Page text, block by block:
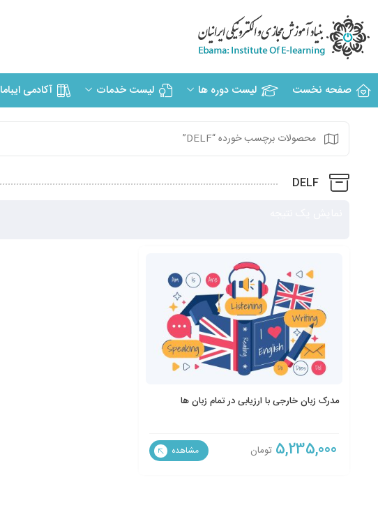
صفحه نخست لیست دوره ها لیست خدمات آکادمی ایباما
محصولات برچسب خورده “DELF”
DELF
مدرک زبان خارجی با ارزیابی در تمام زبان ها
5,235,000 تومان مشاهده